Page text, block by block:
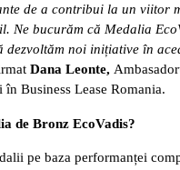
de a contribui la un viitor
Ne bucurăm că Medalia
dezvoltăm noi inițiative în
Dana Leonte,
în Business Lease Romania.
de Bronz EcoVadis?
pe baza performanței